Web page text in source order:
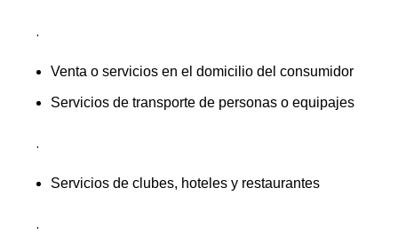
.
Venta o servicios en el domicilio del consumidor
Servicios de transporte de personas o equipajes
.
Servicios de clubes, hoteles y restaurantes
.